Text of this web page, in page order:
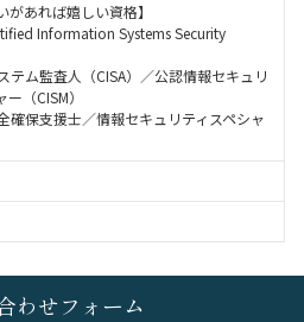
があれば嬉しい資格】
Information Systems Security
テム監査人（CISA）／公認情報セキュリ
（CISM）
確保支援士／情報セキュリティスペシャ
わせフォーム